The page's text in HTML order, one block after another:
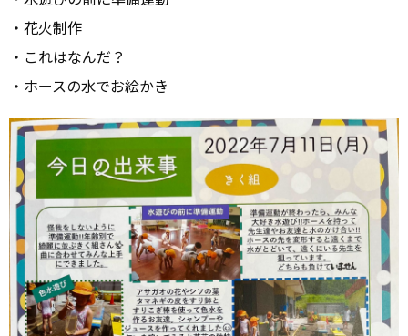
・花火制作
・これはなんだ？
・ホースの水でお絵かき